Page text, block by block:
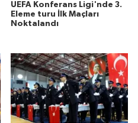
UEFA Konferans Ligi'nde 3.
Eleme turu İlk Maçları
Noktalandı